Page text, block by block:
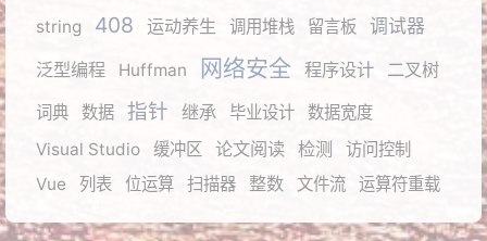
string 408 运动养生 调用堆栈 留言板
调试器
泛型编程
Huffman 网络安全 程序设计 二叉树
词典 数据 指针 继承 毕业设计
数据宽度
Visual Studio
缓冲区 论文阅读 检测
访问控制
Vue
列表 位运算 扫描器 整数 文件流 运算符重载